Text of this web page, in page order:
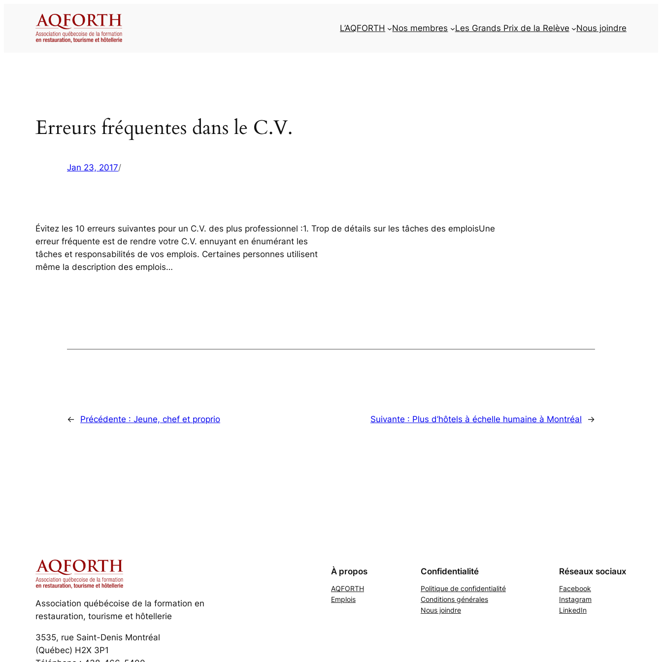
L’AQFORTH Nos membres Les Grands Prix de la Relève Nous joindre
Erreurs fréquentes dans le C.V.
Jan 23, 2017/
Évitez les 10 erreurs suivantes pour un C.V. des plus professionnel :1. Trop de détails sur les tâches des emploisUne
erreur fréquente est de rendre votre C.V. ennuyant en énumérant les
tâches et responsabilités de vos emplois. Certaines personnes utilisent
même la description des emplois…
← Précédente : Jeune, chef et proprio Suivante : Plus d’hôtels à échelle humaine à Montréal →
Association québécoise de la formation en
restauration, tourisme et hôtellerie
3535, rue Saint-Denis Montréal
(Québec) H2X 3P1
À propos
AQFORTH
Emplois
Confidentialité
Politique de confidentialité
Conditions générales
Nous joindre
Réseaux sociaux
Facebook
Instagram
LinkedIn